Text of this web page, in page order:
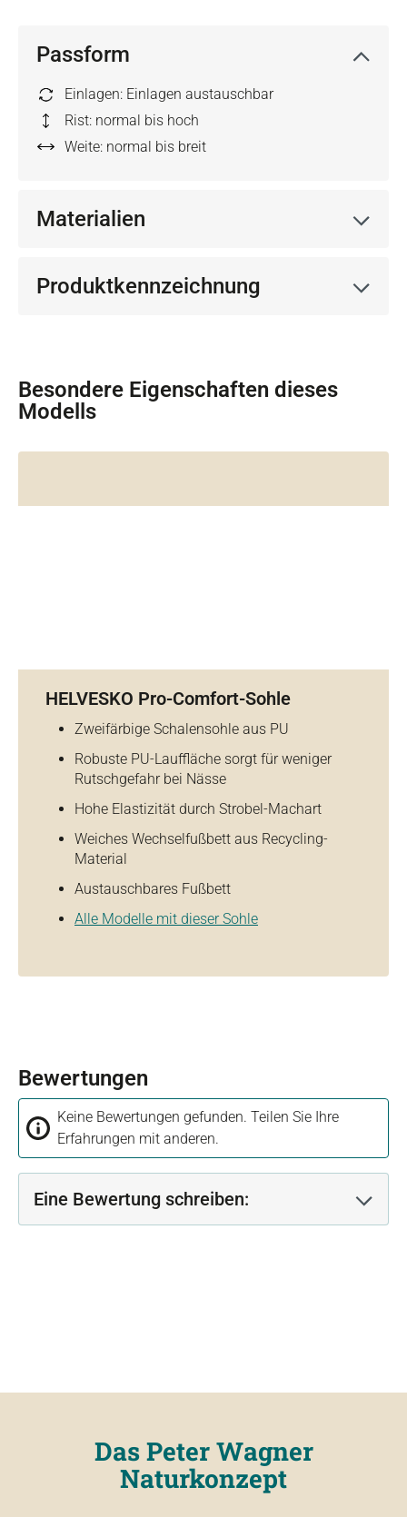
Passform
Einlagen: Einlagen austauschbar
Rist: normal bis hoch
Weite: normal bis breit
Materialien
Produktkennzeichnung
Besondere Eigenschaften dieses
Modells
HELVESKO Pro-Comfort-Sohle
Zweifärbige Schalensohle aus PU
Robuste PU-Lauffläche sorgt für weniger
Rutschgefahr bei Nässe
Hohe Elastizität durch Strobel-Machart
Weiches Wechselfußbett aus Recycling-
Material
Austauschbares Fußbett
Alle Modelle mit dieser Sohle
Bewertungen
Keine Bewertungen gefunden. Teilen Sie Ihre
Erfahrungen mit anderen.
Eine Bewertung schreiben:
Das Peter Wagner
Naturkonzept